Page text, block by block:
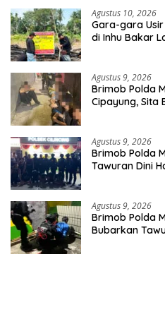
Agustus 10, 2026
Gara-gara Usir
di Inhu Bakar
Agustus 9, 2026
Brimob Polda
Cipayung, Sita
Agustus 9, 2026
Brimob Polda
Tawuran Dini
Agustus 9, 2026
Brimob Polda
Bubarkan